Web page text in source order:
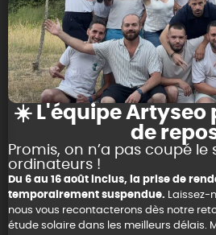
☀️ L'équipe Artyseo
de
Promis, on n’a pas coupé le
ordinateurs !
Du 6 au 16 août inclus, la prise de
temporairement suspendue.
nous vous recontacterons dès notre
étude solaire dans les meilleurs délais.